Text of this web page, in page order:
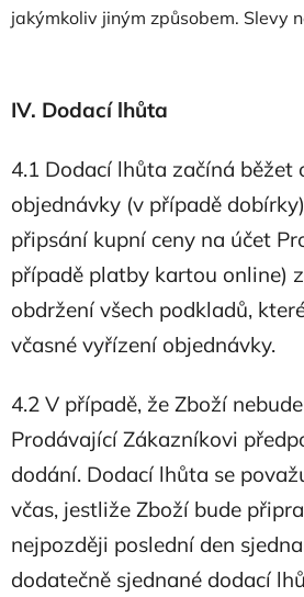
jakýmkoliv jiným způsobem. Slevy
IV. Dodací lhůta
4.1 Dodací lhůta začíná běžet
objednávky (v případě
připsání kupní ceny na účet
případě platby kartou online)
obdržení všech podkladů,
včasné vyřízení objednávky.
4.2 V případě, že Zboží
Prodávající Zákazníkovi
dodání. Dodací lhůta se
včas, jestliže Zboží bude
nejpozději poslední den
dodatečně sjednané dodací